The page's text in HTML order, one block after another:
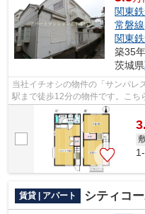
関東
常磐線
関東
築35
茨城県
当社イチオシの物件の「サンパレ
駅まで徒歩12分の物件です。こち
西取手近くで快適な住環境をお求
賃貸 | アパート シティコ